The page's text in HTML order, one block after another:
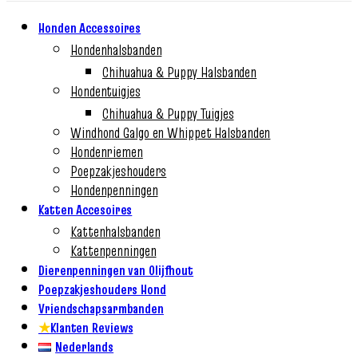
Honden Accessoires
Hondenhalsbanden
Chihuahua & Puppy Halsbanden
Hondentuigjes
Chihuahua & Puppy Tuigjes
Windhond Galgo en Whippet Halsbanden
Hondenriemen
Poepzakjeshouders
Hondenpenningen
Katten Accesoires
Kattenhalsbanden
Kattenpenningen
Dierenpenningen van Olijfhout
Poepzakjeshouders Hond
Vriendschapsarmbanden
★Klanten Reviews
Nederlands